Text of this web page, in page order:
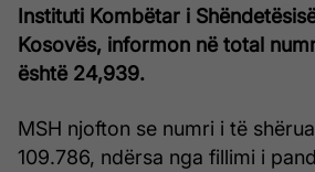
Instituti Kombëtar i
Kosovës, informon në total
është 24,939.
MSH njofton se numri i të
109.786, ndërsa nga fillimi i